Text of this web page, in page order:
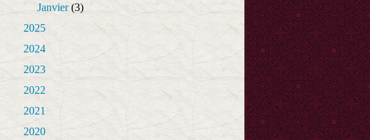
Janvier(3)
2025
2024
2023
2022
2021
2020